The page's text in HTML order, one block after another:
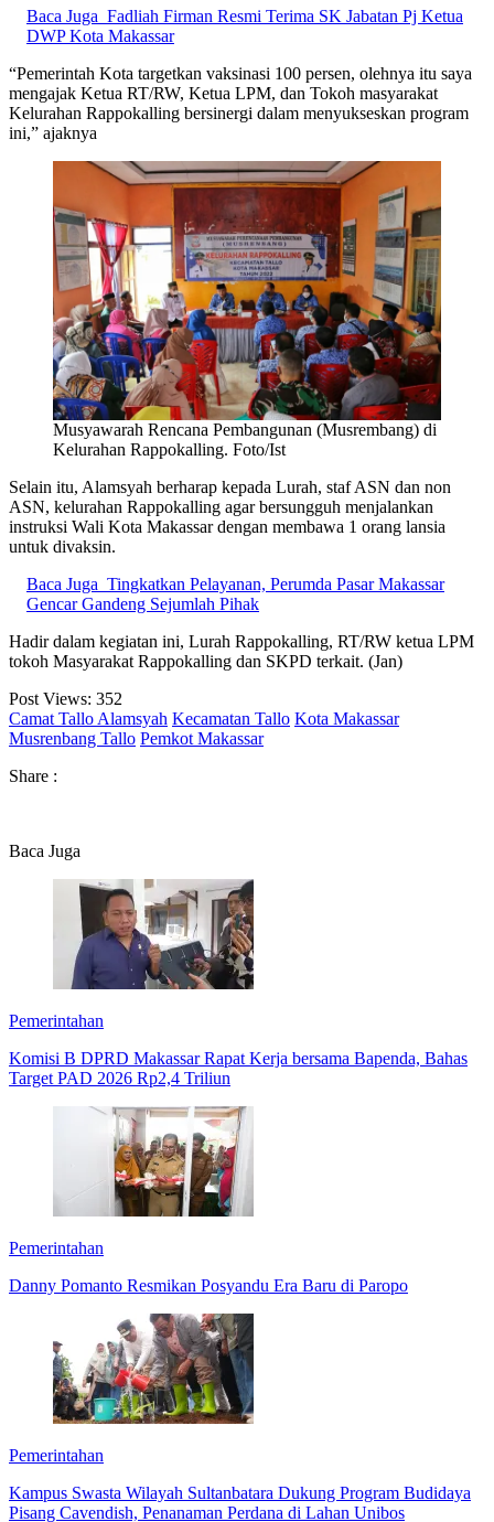
Baca Juga Fadliah Firman Resmi Terima SK Jabatan Pj Ketua
DWP Kota Makassar
“Pemerintah Kota targetkan vaksinasi 100 persen, olehnya itu saya
mengajak Ketua RT/RW, Ketua LPM, dan Tokoh masyarakat
Kelurahan Rappokalling bersinergi dalam menyukseskan program
ini,” ajaknya
Musyawarah Rencana Pembangunan (Musrembang) di
Kelurahan Rappokalling. Foto/Ist
Selain itu, Alamsyah berharap kepada Lurah, staf ASN dan non
ASN, kelurahan Rappokalling agar bersungguh menjalankan
instruksi Wali Kota Makassar dengan membawa 1 orang lansia
untuk divaksin.
Baca Juga Tingkatkan Pelayanan, Perumda Pasar Makassar
Gencar Gandeng Sejumlah Pihak
Hadir dalam kegiatan ini, Lurah Rappokalling, RT/RW ketua LPM
tokoh Masyarakat Rappokalling dan SKPD terkait. (Jan)
Post Views: 352
Camat Tallo Alamsyah Kecamatan Tallo Kota Makassar
Musrenbang Tallo Pemkot Makassar
Share :
Baca Juga
Pemerintahan
Komisi B DPRD Makassar Rapat Kerja bersama Bapenda, Bahas
Target PAD 2026 Rp2,4 Triliun
Pemerintahan
Danny Pomanto Resmikan Posyandu Era Baru di Paropo
Pemerintahan
Kampus Swasta Wilayah Sultanbatara Dukung Program Budidaya
Pisang Cavendish, Penanaman Perdana di Lahan Unibos